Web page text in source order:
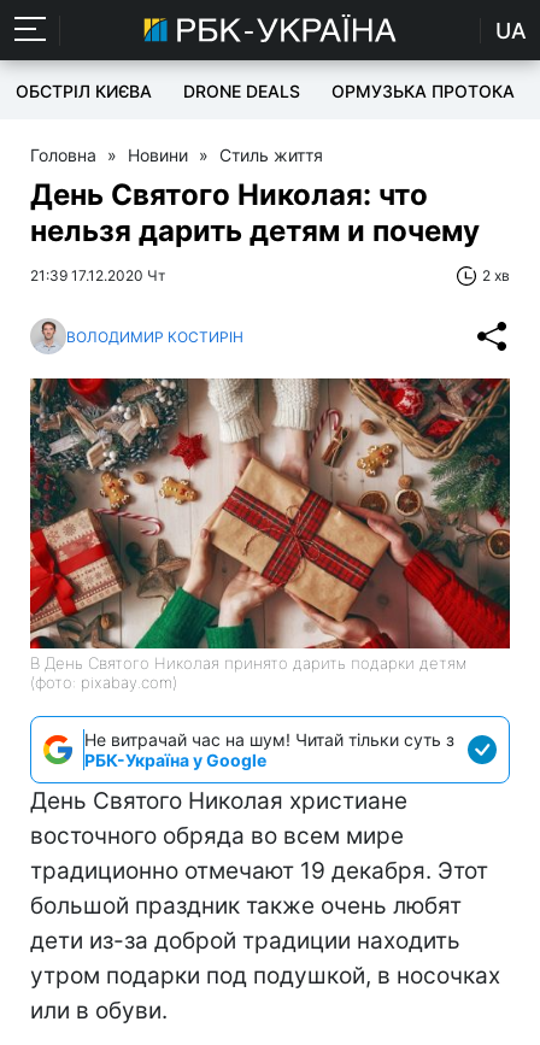
UA
ОБСТРІЛ КИЄВА DRONE DEALS ОРМУЗЬКА ПРОТОКА
Головна » Новини » Стиль життя
День Святого Николая: что
нельзя дарить детям и почему
21:39 17.12.2020 Чт 2 хв
ВОЛОДИМИР КОСТИРІН
В День Святого Николая принято дарить подарки детям
(фото: pixabay.com)
Не витрачай час на шум! Читай тільки суть з
РБК-Україна у Google
День Святого Николая христиане
восточного обряда во всем мире
традиционно отмечают 19 декабря. Этот
большой праздник также очень любят
дети из-за доброй традиции находить
утром подарки под подушкой, в носочках
или в обуви.